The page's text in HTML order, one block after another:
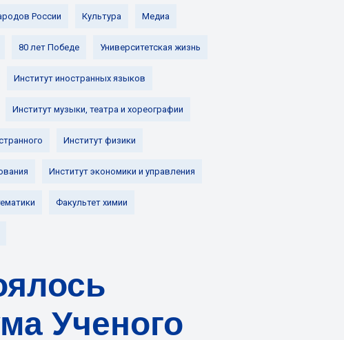
России Культура Медиа
80 лет Победе Университетская жизнь
Институт иностранных языков
Институт музыки, театра и хореографии
Институт физики
Институт экономики и управления
Факультет химии
Ученого